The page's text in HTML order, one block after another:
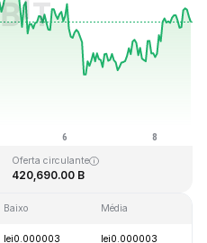
lei0.000000
Oferta circulante
420,690.00 B
Baixo Média
lei0.000003 lei0.000003